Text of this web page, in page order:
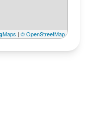
Maps | © OpenStreetMap